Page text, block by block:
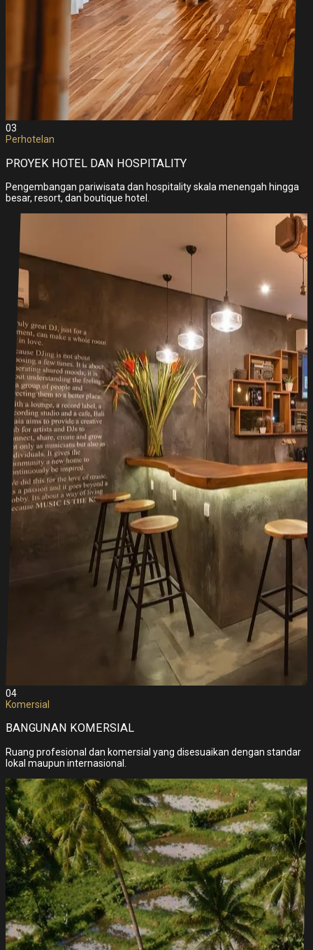
03
Perhotelan
PROYEK HOTEL DAN HOSPITALITY
Pengembangan pariwisata dan hospitality skala menengah hingga
besar, resort, dan boutique hotel.
04
Komersial
BANGUNAN KOMERSIAL
Ruang profesional dan komersial yang disesuaikan dengan standar
lokal maupun internasional.